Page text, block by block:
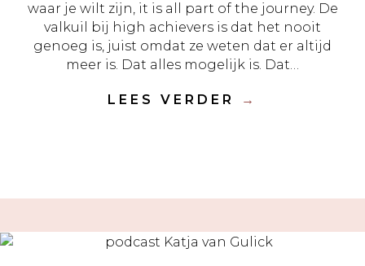
waar je wilt zijn, it is all part of the journey. De
valkuil bij high achievers is dat het nooit
genoeg is, juist omdat ze weten dat er altijd
meer is. Dat alles mogelijk is. Dat…
LEES VERDER →